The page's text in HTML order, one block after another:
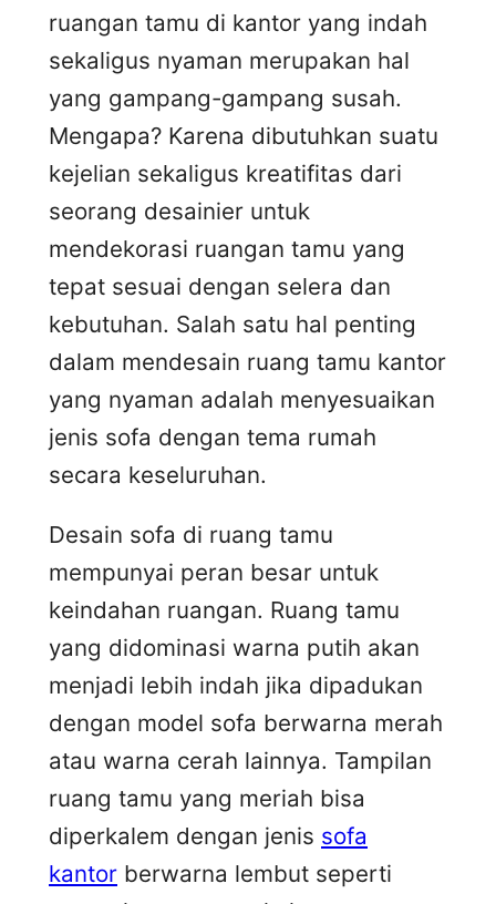
ruangan tamu di kantor yang indah
sekaligus nyaman merupakan hal
yang gampang-gampang susah.
Mengapa? Karena dibutuhkan suatu
kejelian sekaligus kreatifitas dari
seorang desainier untuk
mendekorasi ruangan tamu yang
tepat sesuai dengan selera dan
kebutuhan. Salah satu hal penting
dalam mendesain ruang tamu kantor
yang nyaman adalah menyesuaikan
jenis sofa dengan tema rumah
secara keseluruhan.
Desain sofa di ruang tamu
mempunyai peran besar untuk
keindahan ruangan. Ruang tamu
yang didominasi warna putih akan
menjadi lebih indah jika dipadukan
dengan model sofa berwarna merah
atau warna cerah lainnya. Tampilan
ruang tamu yang meriah bisa
diperkalem dengan jenis sofa
kantor berwarna lembut seperti